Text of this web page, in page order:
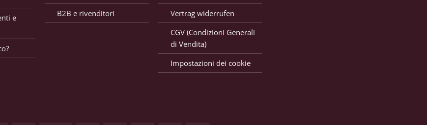
e
B2B e rivenditori
Vertrag widerrufen
CGV (Condizioni Generali
di Vendita)
Impostazioni dei cookie